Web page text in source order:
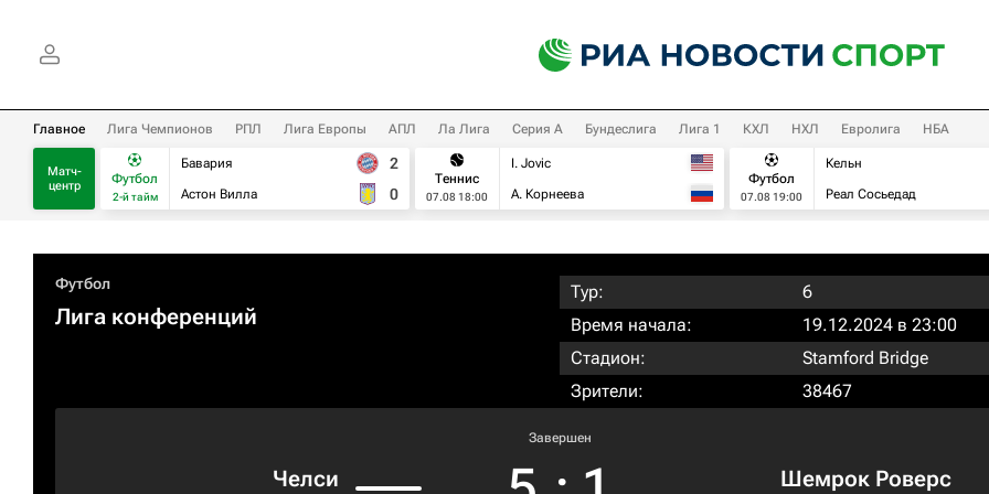
Главное Лига Чемпионов РПЛ Лига Европы АПЛ Ла Лига Серия А Бундеслига Лига 1 КХЛ НХЛ Евролига НБА
Матч-
центр
Футбол
2-й тайм
Бавария
Астон Вилла
2
0
Теннис
07.08 18:00
I. Jovic
А. Корнеева
Футбол
07.08 19:00
Кельн
Реал Сосьедад
Футбол
Лига конференций
Тур:
6
Время начала:
19.12.2024 в 23:00
Стадион:
Stamford Bridge
Зрители:
38467
Челси
Завершен
Шемрок Роверс